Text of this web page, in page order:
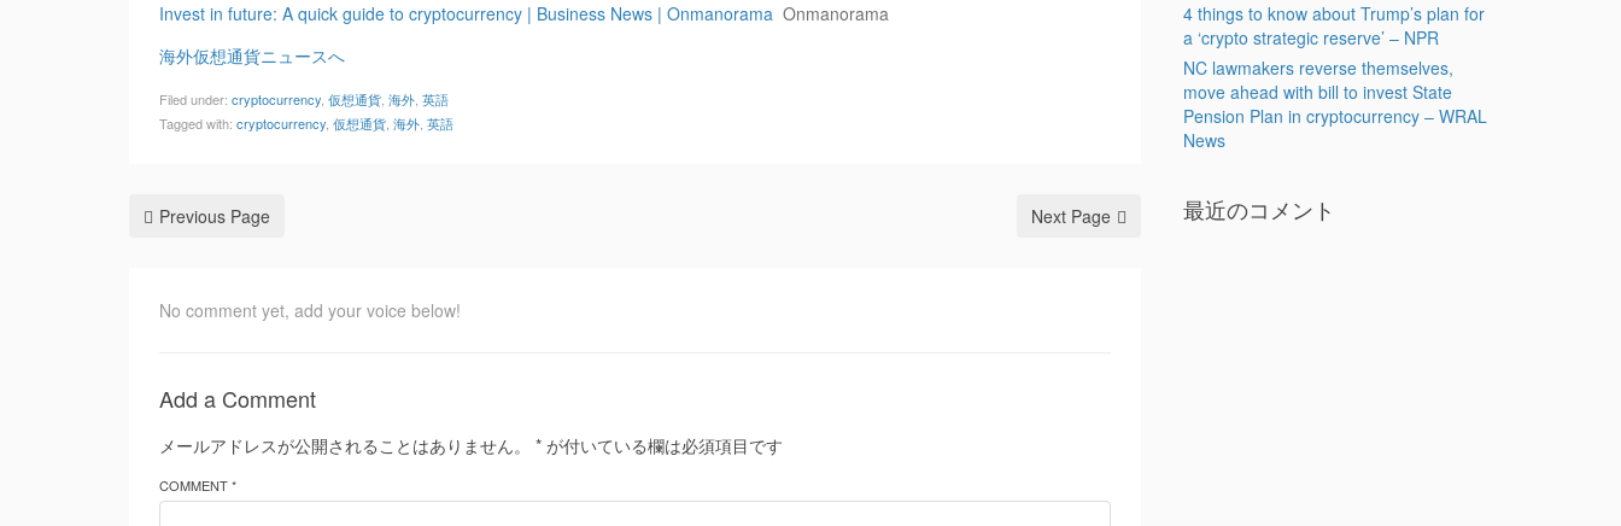
Invest in future: A quick guide to cryptocurrency | Business News | Onmanorama Onmanorama
海外仮想通貨ニュースへ
Filed under: cryptocurrency 仮想通貨 海外 英語
Tagged with: cryptocurrency 仮想通貨 海外 英語
Previous Page Next Page
No comment yet, add your voice below!
Add a Comment
メールアドレスが公開されることはありません。 * が付いている欄は必須項目です
COMMENT *
4 things to know about Trump’s plan for
a ‘crypto strategic reserve’ – NPR
NC lawmakers reverse themselves,
move ahead with bill to invest State
Pension Plan in cryptocurrency – WRAL
News
最近のコメント